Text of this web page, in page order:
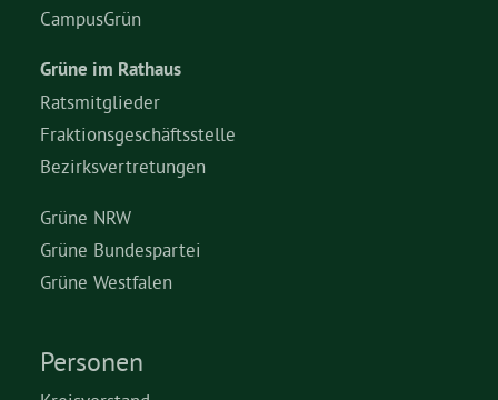
CampusGrün
Grüne im Rathaus
Ratsmitglieder
Fraktionsgeschäftsstelle
Bezirksvertretungen
Grüne NRW
Grüne Bundespartei
Grüne Westfalen
Personen